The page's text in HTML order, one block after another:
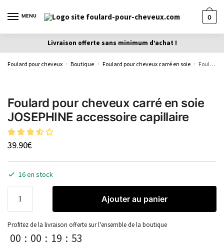
MENU 0
Livraison offerte sans minimum d’achat !
Foulard pour cheveux » Boutique » Foulard pour cheveux carré en soie » Foulard pour cheveux carré en soie JOSEPHINE accessoire capillaire
Foulard pour cheveux carré en soie
JOSEPHINE accessoire capillaire
39.90€
16 en stock
Ajouter au panier
Profitez de la livraison offerte sur l'ensemble de la boutique
00 : 00 : 19 : 53